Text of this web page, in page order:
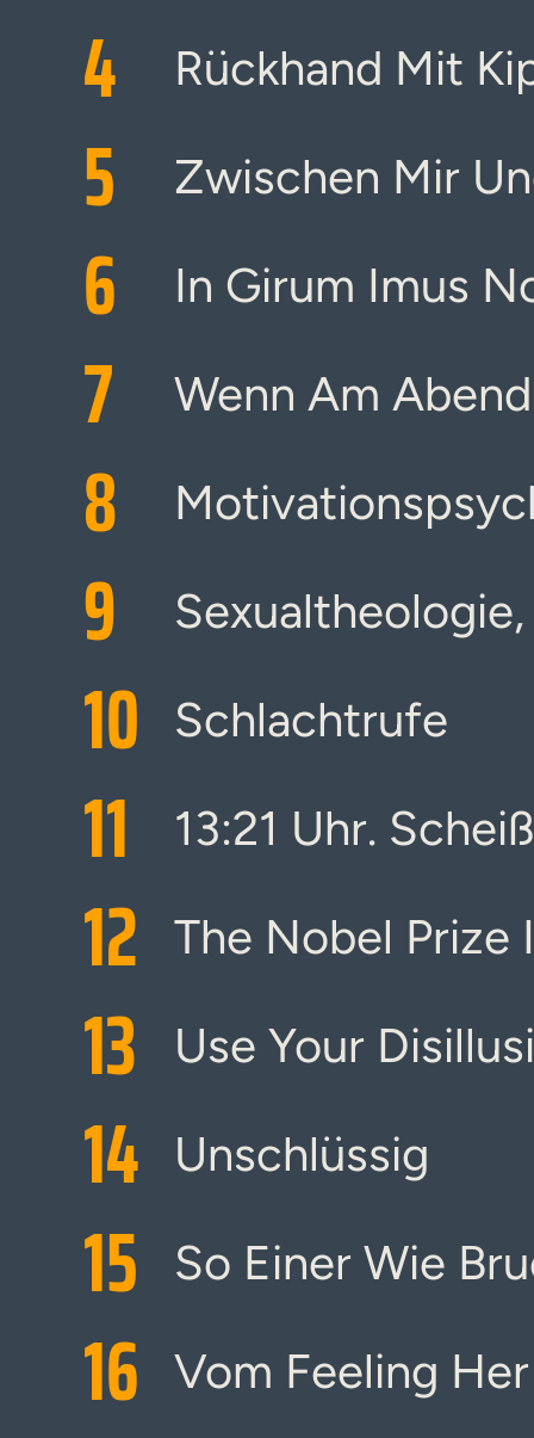
4 Rückhand Mit
5 Zwischen Mir
6 In Girum Imus
7 Wenn Am
8
9
10 Schlachtrufe
11 13:21 Uhr.
12 The Nobel Prize
13 Use Your
14 Unschlüssig
15 So Einer Wie
16 Vom Feeling